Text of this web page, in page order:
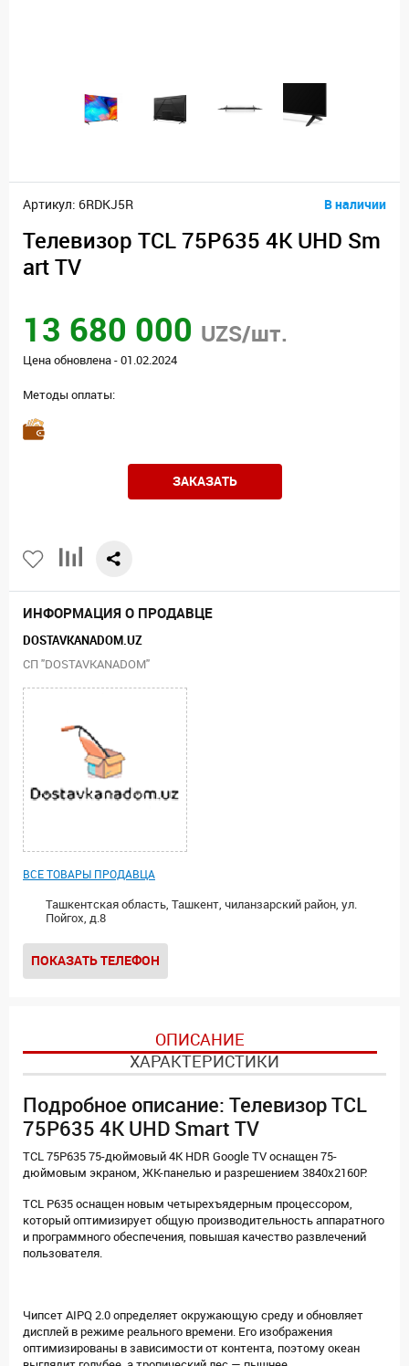
Артикул: 6RDKJ5R В наличии
Телевизор TCL 75P635 4K UHD Sm
art TV
13 680 000 UZS/шт.
Цена обновлена - 01.02.2024
Методы оплаты:
ЗАКАЗАТЬ
ИНФОРМАЦИЯ О ПРОДАВЦЕ
DOSTAVKANADOM.UZ
СП "DOSTAVKANADOM"
ВСЕ ТОВАРЫ ПРОДАВЦА
Ташкентская область, Ташкент, чиланзарский район, ул.
Пойгох, д.8
ПОКАЗАТЬ ТЕЛЕФОН
ОПИСАНИЕ
ХАРАКТЕРИСТИКИ
Подробное описание: Телевизор TCL
75P635 4K UHD Smart TV
TCL 75P635 75-дюймовый 4K HDR Google TV оснащен 75-
дюймовым экраном, ЖК-панелью и разрешением 3840x2160P.
TCL P635 оснащен новым четырехъядерным процессором,
который оптимизирует общую производительность аппаратного
и программного обеспечения, повышая качество развлечений
пользователя.
Чипсет AIPQ 2.0 определяет окружающую среду и обновляет
дисплей в режиме реального времени. Его изображения
оптимизированы в зависимости от контента, поэтому океан